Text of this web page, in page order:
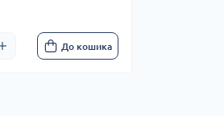
До кошика